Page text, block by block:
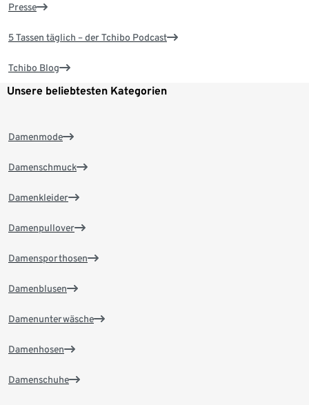
Presse
5 Tassen täglich – der Tchibo Podcast
Tchibo Blog
Unsere beliebtesten Kategorien
Damenmode
Damenschmuck
Damenkleider
Damenpullover
Damensporthosen
Damenblusen
Damenunterwäsche
Damenhosen
Damenschuhe